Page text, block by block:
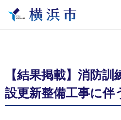
【結果掲載】消防
設更新整備工事に伴